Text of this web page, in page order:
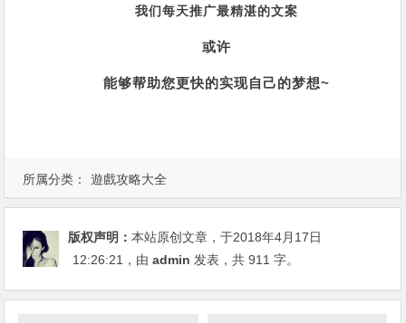
所属分类： 遊戲攻略大全
我们每天推广最精湛的文案
或许
能够帮助您更快的实现自己的梦想~
版权声明：本站原创文章，于2018年4月17日
12:26:21 ，由admin 发表，共 911 字。